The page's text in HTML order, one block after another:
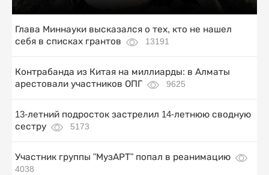
Глава Миннауки высказался о тех, кто не нашел
себя в списках грантов
13191
Контрабанда из Китая на миллиарды: в Алматы
арестовали участников ОПГ
9625
13-летний подросток застрелил 14-летнюю сводную
сестру
5173
Участник группы "МузАРТ" попал в реанимацию
4038